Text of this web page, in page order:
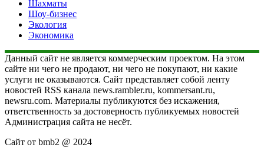
Шахматы
Шоу-бизнес
Экология
Экономика
Данный сайт не является коммерческим проектом. На этом
сайте ни чего не продают, ни чего не покупают, ни какие
услуги не оказываются. Сайт представляет собой ленту
новостей RSS канала news.rambler.ru, kommersant.ru,
newsru.com. Материалы публикуются без искажения,
ответственность за достоверность публикуемых новостей
Администрация сайта не несёт.
Сайт от bmb2 @ 2024